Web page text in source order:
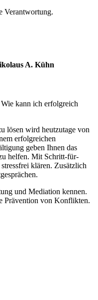
Verantwortung.
A. Kühn
kann ich erfolgreich
lösen wird heutzutage von
erfolgreichen
geben Ihnen das
helfen. Mit Schritt-für-
klären. Zusätzlich
und Mediation kennen.
Prävention von Konflikten.